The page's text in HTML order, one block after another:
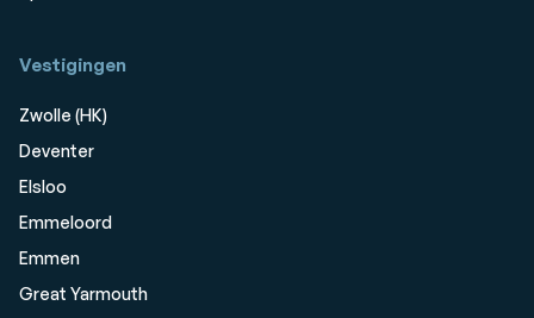
Vestigingen
Zwolle (HK)
Deventer
Elsloo
Emmeloord
Emmen
Great Yarmouth